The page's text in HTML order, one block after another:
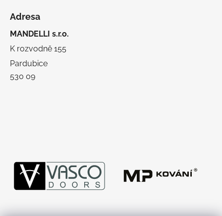
Adresa
MANDELLI s.r.o.
K rozvodně 155
Pardubice
530 09